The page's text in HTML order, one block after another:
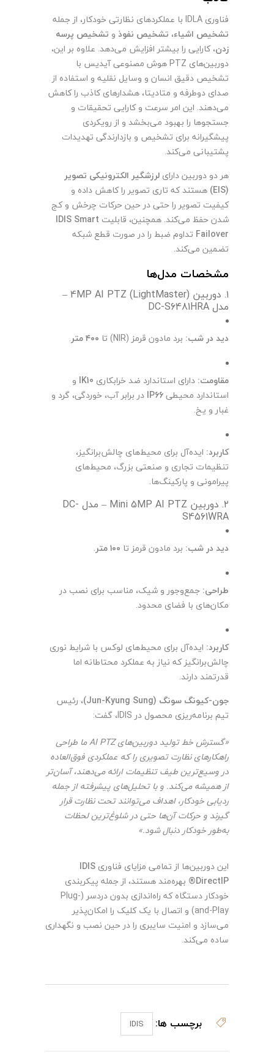
فناوری IDLA با عملکردهای نظارتی خودکار، از جمله
تشخیص اشیاء، تشخیص نفوذ و تشخیص پرسه
زدن، کارایی را بیشتر افزایش می‌دهد. علاوه بر این،
دوربین‌های PTZ هوش مصنوعی آیدیس با
تشخیص دقیق انسان و وسایل نقلیه و استفاده از
صدای دوطرفه و متادیتا، هشدارهای کاذب را کاهش
می‌دهند. این امر سرعت و کارایی تحقیقات و
جستجوها را بهبود می‌بخشد و از رویکردی
پیشگیرانه برای تشخیص و بازدارندگی تهدیدات
پشتیبانی می‌کند.
هر دو دوربین دارای لرزشگیر الکترونیکی تصویر
(EIS)
هستند که تاری تصویر را کاهش داده و
کیفیت تصویر را حتی در حین حرکات چرخش و کج
شدن حفظ می‌کند. همچنین، قابلیت IDIS Smart
Failover تداوم ضبط را در صورت قطع شبکه
تضمین می‌کند.
مشخصات مدل‌ها
۱. دوربین 4MP AI PTZ (LightMaster) –
مدل DC-S6481HRA
دید در شب: برد مادون قرمز (NIR) تا ۴۰۰ متر .
مقاومت: دارای استاندارد ضد خرابکاری IK10 و
استاندارد محیطیIP66 در برابر آب، خوردگی، گرد و
غبار و یخ.
کاربرد: ایده‌آل برای محیط‌های چالش‌برانگیز،
تنظیمات تجاری و صنعتی بزرگ، محیط‌های
پیرامونی و پارکینگ‌ها.
۲. دوربین Mini 5MP AI PTZ – مدل DC-
S4561WRA
دید در شب: برد مادون قرمز تا ۱۰۰ متر .
طراحی: جمع‌وجور و شیک، مناسب برای نصب در
مکان‌های با فضای محدود.
کاربرد: ایده‌آل برای محیط‌های لوکس با شرایط نوری
چالش‌برانگیز که نیاز به عملکرد محتاطانه اما
قدرتمند دارند.
جون-کیونگ سونگ (Jun-Kyung Sung)
، رئیس
تیم برنامه‌ریزی محصول در IDIS، گفت:
«گسترش خط تولید دوربین‌های AI PTZ ما طراحی
راهکارهای نظارت تصویری را که عملکردی فوق‌العاده
در وسیع‌ترین طیف تنظیمات ارائه می‌دهند، آسان‌تر
از همیشه می‌کند. و با تحلیل‌های پیشرفته از جمله
ردیابی خودکار، اهداف می‌توانند تحت نظارت قرار
گیرند و حرکات آن‌ها حتی در شلوغ‌ترین لحظات
به‌طور خودکار دنبال شود.»
این دوربین‌ها از تمامی مزایای فناوری IDIS
DirectIP®
بهره‌مند هستند، از جمله پیکربندی
خودکار دستگاه که راه‌اندازی بدون دردسر (Plug-
and-Play) و اتصال با یک کلیک را امکان‌پذیر
می‌سازد و امنیت سایبری را در حین نصب و نگهداری
ساده می‌کند.
برچسب ها: IDIS